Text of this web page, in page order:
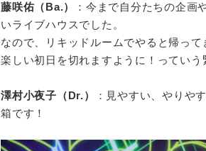
藤咲佑（Ba.）
：今まで自分たちの企画
いライブハウスでした。
なので、リキッドルームでやると帰っ
楽しい初日を切れますように！ってい
澤村小夜子（Dr.）
：見やすい、やりや
箱です！